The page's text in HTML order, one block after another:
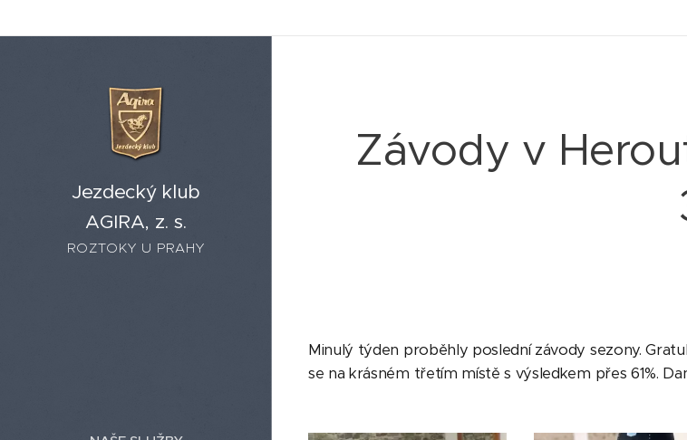
Jezdecký klub
AGIRA, z. s.
ROZTOKY U PRAHY
Závody v
Minulý týden proběhly poslední závody sezony.
se na krásném třetím místě s výsledkem přes 61%.